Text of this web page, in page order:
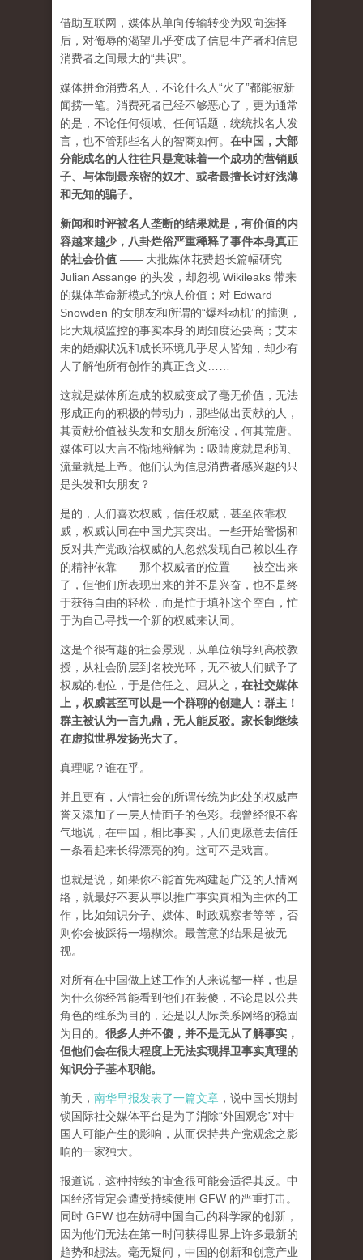
借助互联网，媒体从单向传输转变为双向选择
后，对侮辱的渴望几乎变成了信息生产者和信息
消费者之间最大的“共识”。
媒体拼命消费名人，不论什么人“火了”都能被新
闻捞一笔。消费死者已经不够恶心了，更为通常
的是，不论任何领域、任何话题，统统找名人发
言，也不管那些名人的智商如何。 在中国，大部
分能成名的人往往只是意味着一个成功的营销贩
子、与体制最亲密的奴才、或者最擅长讨好浅薄
和无知的骗子。
新闻和时评被名人垄断的结果就是，有价值的内
容越来越少，八卦烂俗严重稀释了事件本身真正
的社会价值 —— 大批媒体花费超长篇幅研究
Julian Assange 的头发，却忽视 Wikileaks 带来
的媒体革命新模式的惊人价值；对 Edward
Snowden 的女朋友和所谓的“爆料动机”的揣测，
比大规模监控的事实本身的周知度还要高；艾未
未的婚姻状况和成长环境几乎尽人皆知，却少有
人了解他所有创作的真正含义……
这就是媒体所造成的权威变成了毫无价值，无法
形成正向的积极的带动力，那些做出贡献的人，
其贡献价值被头发和女朋友所淹没，何其荒唐。
媒体可以大言不惭地辩解为：吸睛度就是利润、
流量就是上帝。他们认为信息消费者感兴趣的只
是头发和女朋友？
是的，人们喜欢权威，信任权威，甚至依靠权
威，权威认同在中国尤其突出。一些开始警惕和
反对共产党政治权威的人忽然发现自己赖以生存
的精神依靠——那个权威者的位置——被空出来
了，但他们所表现出来的并不是兴奋，也不是终
于获得自由的轻松，而是忙于填补这个空白，忙
于为自己寻找一个新的权威来认同。
这是个很有趣的社会景观，从单位领导到高校教
授，从社会阶层到名校光环，无不被人们赋予了
权威的地位，于是信任之、屈从之， 在社交媒体
上，权威甚至可以是一个群聊的创建人：群主！
群主被认为一言九鼎，无人能反驳。家长制继续
在虚拟世界发扬光大了。
真理呢？谁在乎。
并且更有，人情社会的所谓传统为此处的权威声
誉又添加了一层人情面子的色彩。我曾经很不客
气地说，在中国，相比事实，人们更愿意去信任
一条看起来长得漂亮的狗。这可不是戏言。
也就是说，如果你不能首先构建起广泛的人情网
络，就最好不要从事以推广事实真相为主体的工
作，比如知识分子、媒体、时政观察者等等，否
则你会被踩得一塌糊涂。最善意的结果是被无
视。
对所有在中国做上述工作的人来说都一样，也是
为什么你经常能看到他们在装傻，不论是以公共
角色的维系为目的，还是以人际关系网络的稳固
为目的。 很多人并不傻，并不是无从了解事实，
但他们会在很大程度上无法实现捍卫事实真理的
知识分子基本职能。
前天， 南华早报发表了一篇文章 ，说中国长期封
锁国际社交媒体平台是为了消除“外国观念”对中
国人可能产生的影响，从而保持共产党观念之影
响的一家独大。
报道说，这种持续的审查很可能会适得其反。中
国经济肯定会遭受持续使用 GFW 的严重打击。
同时 GFW 也在妨碍中国自己的科学家的创新，
因为他们无法在第一时间获得世界上许多最新的
趋势和想法。毫无疑问，中国的创新和创意产业